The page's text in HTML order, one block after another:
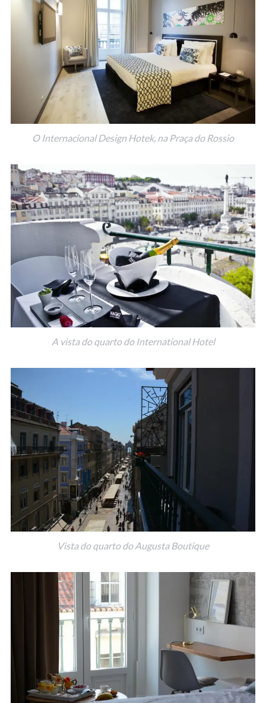
O Internacional Design Hotek, na Praça do Rossio
A vista do quarto do International Hotel
Vista do quarto do Augusta Boutique
e
h
f
r